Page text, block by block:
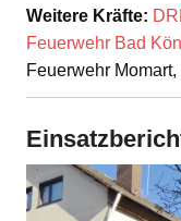
Weitere Kräfte:
Feuerwehr Bad
Feuerwehr